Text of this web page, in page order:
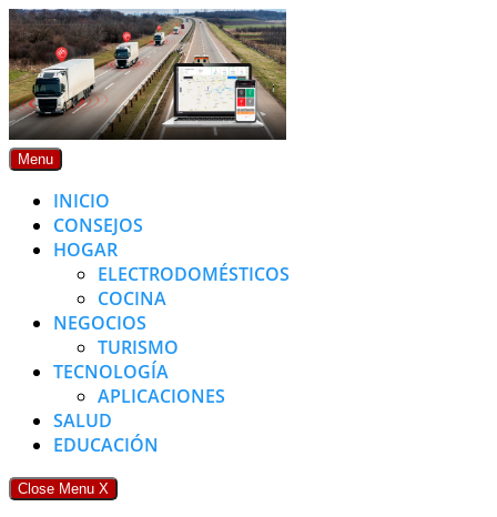
Skip
to
content
Menu
INICIO
CONSEJOS
HOGAR
ELECTRODOMÉSTICOS
COCINA
NEGOCIOS
TURISMO
TECNOLOGÍA
APLICACIONES
SALUD
EDUCACIÓN
Close Menu X